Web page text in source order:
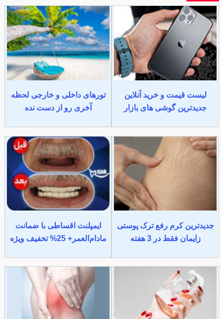
لیست قیمت و خرید آنلاین
جدیدترین گوشی های بازار
تورهای داخلی و خارجی لحظه
آخری رو از دست نده
جدیدترین کرم رفع ترک پوستی
زایمان فقط در 3 هفته
ایمپلنت اقساطی با ضمانت
مادام‌العمر+ 25% تخفیف ویژه